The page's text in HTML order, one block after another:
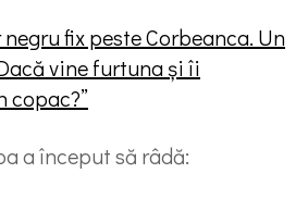
fix peste Corbeanca. Un
vine furtuna și îi
copac?”
a început să râdă: